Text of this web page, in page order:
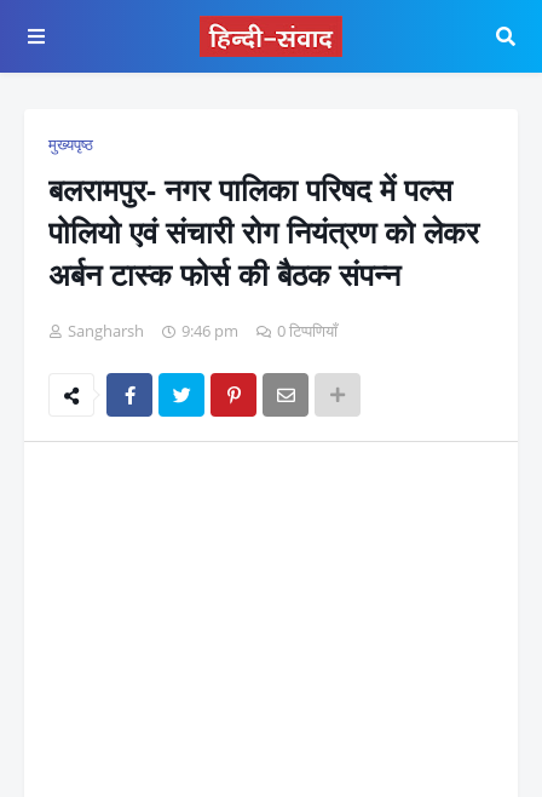
मुख्यपृष्ठ
बलरामपुर- नगर पालिका परिषद में पल्स
पोलियो एवं संचारी रोग नियंत्रण को लेकर
अर्बन टास्क फोर्स की बैठक संपन्न
Sangharsh 9:46 pm 0 टिप्पणियाँ